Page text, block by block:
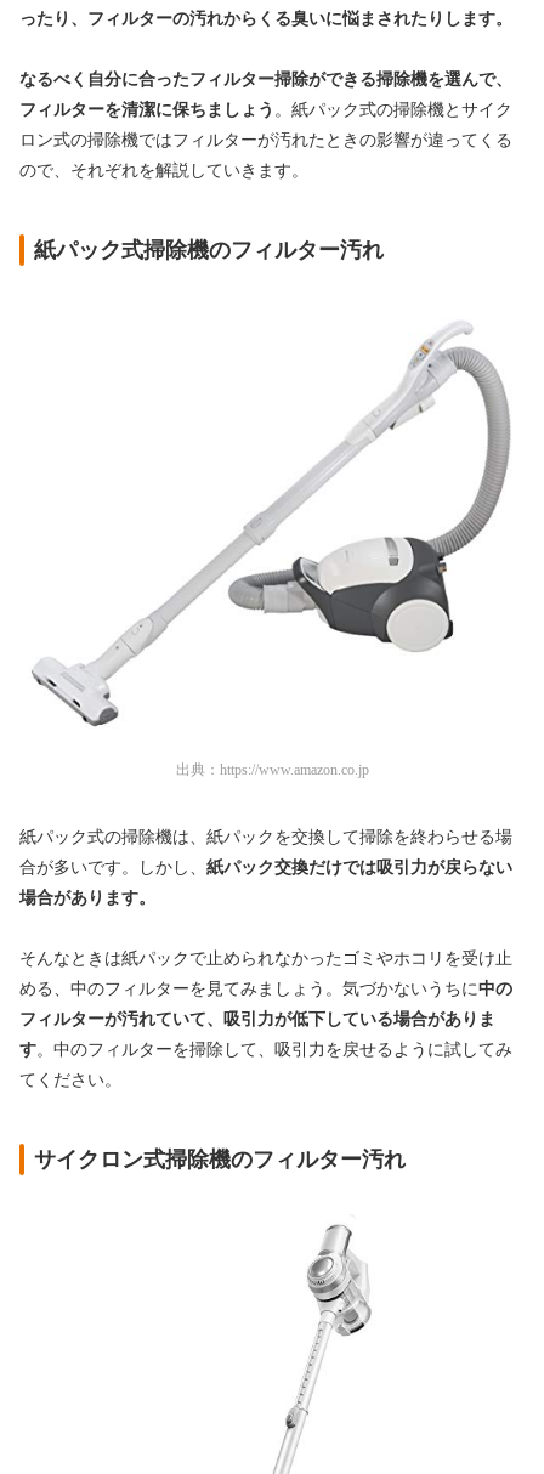
ったり、フィルターの汚れからくる臭いに悩まされたりします。
なるべく自分に合ったフィルター掃除ができる掃除機を選んで、
フィルターを清潔に保ちましょう 。紙パック式の掃除機とサイク
ロン式の掃除機ではフィルターが汚れたときの影響が違ってくる
ので、それぞれを解説していきます。
紙パック式掃除機のフィルター汚れ
出典： https://www.amazon.co.jp
紙パック式の掃除機は、紙パックを交換して掃除を終わらせる場
合が多いです。しかし、 紙パック交換だけでは吸引力が戻らない
場合があります。
そんなときは紙パックで止められなかったゴミやホコリを受け止
める、中のフィルターを見てみましょう。気づかないうちに中の
フィルターが汚れていて、吸引力が低下している場合がありま
す。中のフィルターを掃除して、吸引力を戻せるように試してみ
てください。
サイクロン式掃除機のフィルター汚れ